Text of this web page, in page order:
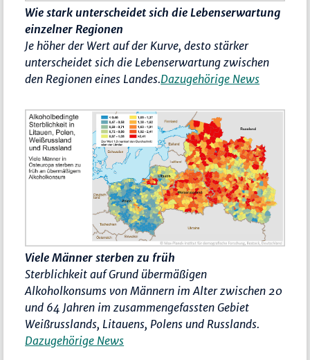
Wie stark unterscheidet sich die Lebenserwartung
einzelner Regionen
Je höher der Wert auf der Kurve, desto stärker
unterscheidet sich die Lebenserwartung zwischen
den Regionen eines Landes.Dazugehörige News
Viele Männer sterben zu früh
Sterblichkeit auf Grund übermäßigen
Alkoholkonsums von Männern im Alter zwischen 20
und 64 Jahren im zusammengefassten Gebiet
Weißrusslands, Litauens, Polens und Russlands.
Dazugehörige News